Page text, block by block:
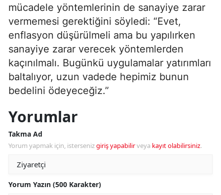
mücadele yöntemlerinin de sanayiye zarar
vermemesi gerektiğini söyledi: “Evet,
enflasyon düşürülmeli ama bu yapılırken
sanayiye zarar verecek yöntemlerden
kaçınılmalı. Bugünkü uygulamalar yatırımları
baltalıyor, uzun vadede hepimiz bunun
bedelini ödeyeceğiz.”
Yorumlar
Takma Ad
Yorum yapmak için, istersenizgiriş yapabilirveya kayıt olabilirsiniz.
Yorum Yazın (500 Karakter)